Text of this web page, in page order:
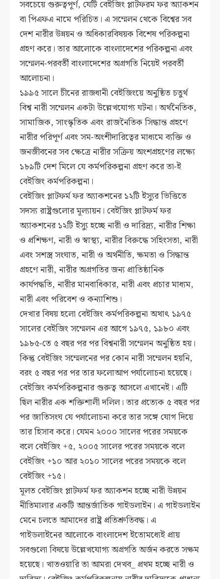
সবচেয়ে গুরুত্বপূর্ণ, যেটি বেইজিং প্লাটফরম ফর অ্যাকশন
বা পিএফএ নামে পরিচিত। এ সম্মেলন থেকে বিশ্বের সব
দেশ নারীর উন্নয়ন ও অধিকারবিষয়ক বিশেষ পরিকল্পনা
গ্রহণ করে। তার আলোকে বাংলাদেশের পরিকল্পনা এবং
সম্মেলন-পরবর্তী বাংলাদেশের অগ্রগতি নিয়েই পরবর্তী
আলোচনা।
১৯৯৫ সালে চীনের রাজধানী বেইজিংয়ে অনুষ্ঠিত চতুর্থ
বিশ্ব নারী সম্মেলন একটা উল্লেখযোগ্য ঘটনা। অর্থনৈতিক,
সামাজিক, সাংস্কৃতিক এবং রাজনৈতিক সিদ্ধান্ত গ্রহণে
নারীর পরিপূর্ণ এবং সম-অংশীদারিত্বের মাধ্যমে ব্যক্তি ও
জনজীবনের সব ক্ষেত্রে নারীর সক্রিয় অংশগ্রহণের লক্ষ্যে
১৮৯টি দেশ মিলে যে কর্মপরিকল্পনা গ্রহণ করে তা-ই
বেইজিং কর্মপরিকল্পনা।
বেইজিং প্লাটফর্ম ফর অ্যাকশনের ১২টি ইস্যুর ভিত্তিতে
সদস্য রাষ্ট্রগুলোর মূল্যায়ন। বেইজিং প্লাটফর্ম ফর
অ্যাকশনের ১২টি ইস্যু হচ্ছে নারী ও দারিদ্র্য, নারীর শিক্ষা
ও প্রশিক্ষণ, নারী ও স্বাস্থ্য, নারীর বিরুদ্ধে সহিংসতা, নারী
এবং সশস্ত্র সংঘাত, নারী ও অর্থনীতি, ক্ষমতা ও সিদ্ধান্ত
গ্রহণে নারী, নারীর অগ্রগতির জন্য প্রাতিষ্ঠানিক
কার্যপদ্ধতি, নারীর মানবাধিকার, নারী এবং প্রচার মাধ্যম,
নারী এবং পরিবেশ ও কন্যাশিশু।
দেখার বিষয় হলো বেইজিং কর্মপরিকল্পনা অথাৎ ১৯৭৫
সালের বেইজিং সম্মেলন এর আগে ১৯৭৫, ১৯৮০ এবং
১৯৮৫-তে ৫ বছর পর পর বিশ্বনারী সম্মেলন অনুষ্ঠিত হয়।
কিন্তু বেইজিং সম্মেলনের পর কোন নারী সম্মেলন হয়নি,
বরং ৫ বছর পর পর তার ফলোআপ পর্যালোচনা হয়েছে।
বেইজিং কর্মপরিকল্পনার গুরুত্ব আসলে এখানেই। এটি
ছিল নারীর এক শক্তিশালী দলিল। তার প্রত্যেক ৫ বছর পর
পর জাতিসংঘ যে পর্যালোচনা করে তার সঙ্গে যোগ দিয়ে
তার হিসাব করে। যেমন ২০০০ সালের পরের সময়কে
বলে বেইজিং +৫, ২০০৫ সালের পরের সময়কে বলে
বেইজিং +১০ আর ২০১০ সালের পরের সময়কে বলে
বেইজিং +১৫।
মূলত বেইজিং প্লাটফর্ম ফর অ্যাকশন হচ্ছে নারী উন্নয়ন
নীতিমালার একটি আন্তর্জাতিক গাইডলাইন। এ গাইডলাইন
মেনে চলতে আমাদের রাষ্ট্র প্রতিশ্রুতিবদ্ধ। এ
গাইডলাইনের আলোকে বাংলাদেশ ইতোমধ্যেই প্রায়
সবগুলো বিষয়ে উল্লেখযোগ্য অগ্রগতি অর্জন করতে সক্ষম
হয়েছে। খাতওয়ারি তা আমরা দেখব_ প্রথম হচ্ছে নারী ও